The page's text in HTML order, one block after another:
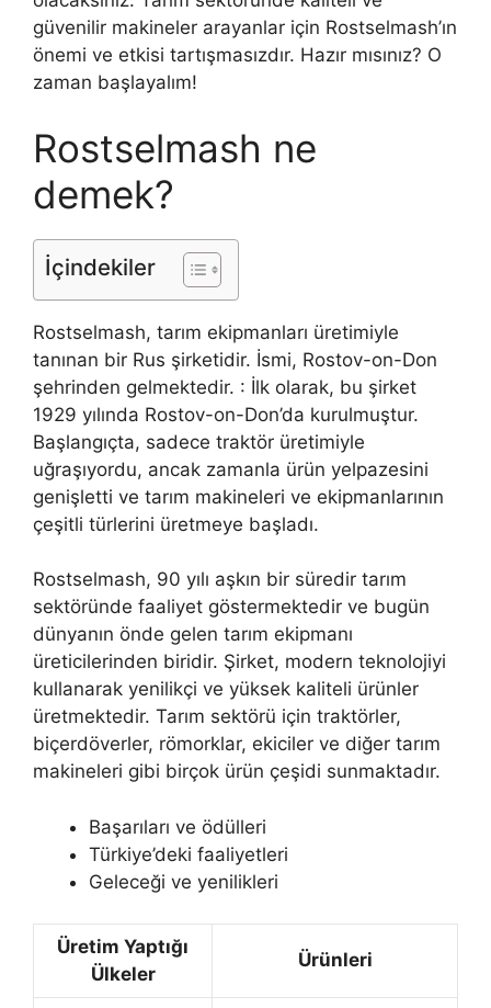
güvenilir makineler arayanlar için Rostselmash’ın
önemi ve etkisi tartışmasızdır. Hazır mısınız? O
zaman başlayalım!
Rostselmash ne
demek?
İçindekiler
Rostselmash, tarım ekipmanları üretimiyle
tanınan bir Rus şirketidir. İsmi, Rostov-on-Don
şehrinden gelmektedir. : İlk olarak, bu şirket
1929 yılında Rostov-on-Don’da kurulmuştur.
Başlangıçta, sadece traktör üretimiyle
uğraşıyordu, ancak zamanla ürün yelpazesini
genişletti ve tarım makineleri ve ekipmanlarının
çeşitli türlerini üretmeye başladı.
Rostselmash, 90 yılı aşkın bir süredir tarım
sektöründe faaliyet göstermektedir ve bugün
dünyanın önde gelen tarım ekipmanı
üreticilerinden biridir. Şirket, modern teknolojiyi
kullanarak yenilikçi ve yüksek kaliteli ürünler
üretmektedir. Tarım sektörü için traktörler,
biçerdöverler, römorklar, ekiciler ve diğer tarım
makineleri gibi birçok ürün çeşidi sunmaktadır.
Başarıları ve ödülleri
Türkiye’deki faaliyetleri
Geleceği ve yenilikleri
Üretim Yaptığı
Ülkeler
Ürünleri